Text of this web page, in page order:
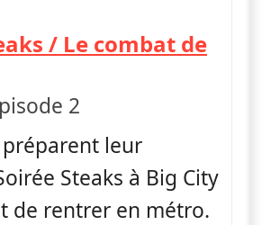
/ Le combat de
Green à Big City
2
préparent leur
Steaks à Big City
de rentrer en métro.